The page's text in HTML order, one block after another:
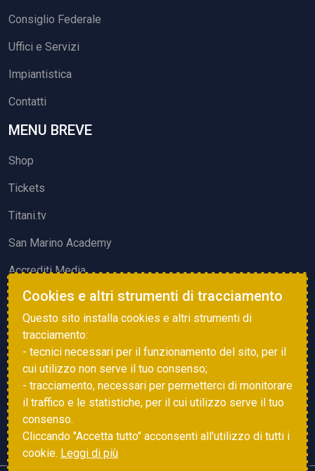
Consiglio Federale
Uffici e Servizi
Impiantistica
Contatti
MENU BREVE
Shop
Tickets
Titani.tv
San Marino Academy
Accrediti Media
ATTIVITÀ ED EVENTI
Squadre di Calcio
Associazione Sammarinese Arbitri
Vota gol e parata
Cookies e altri strumenti di tracciamento
Questo sito installa cookies e altri strumenti di
tracciamento:
- tecnici necessari per il funzionamento del sito, per il
cui utilizzo non serve il tuo consenso;
- tracciamento, necessari per permetterci di monitorare
il traffico e le statistiche, per il cui utilizzo serve il tuo
consenso.
Cliccando "Accetta tutto" acconsenti all'utilizzo di tutti i
cookie. Leggi di più